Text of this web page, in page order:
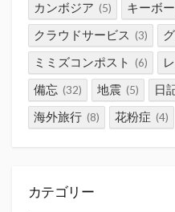
カンボジア (5) キーボ
クラウドサービス (3)
ミミズコンポスト (6)
備忘 (32) 地震 (5) 日
海外旅行 (8) 花粉症 (4)
カテゴリー